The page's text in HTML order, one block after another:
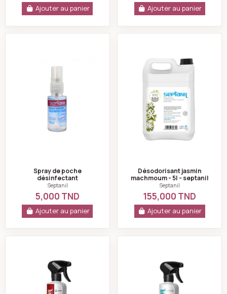
Ajouter au panier Ajouter au panier
Spray de poche
désinfectant
antibactérien- 30 ml-
septanil
Septanil
5,000 TND
Ajouter au panier
Désodorisant jasmin
machmoum - 5l - septanil
Septanil
155,000 TND
Ajouter au panier